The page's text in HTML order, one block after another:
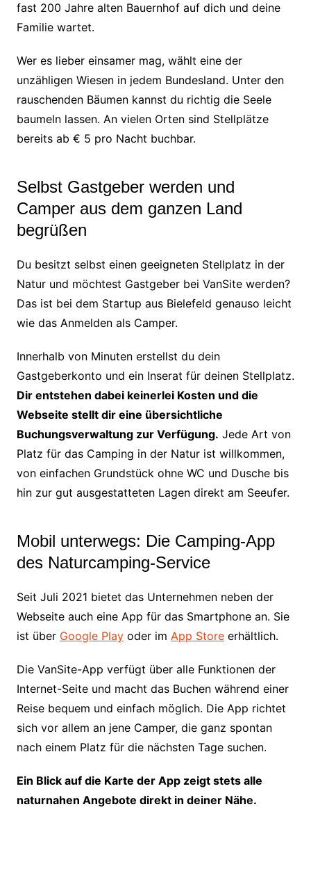
fast 200 Jahre alten Bauernhof auf dich und deine
Familie wartet.
Wer es lieber einsamer mag, wählt eine der
unzähligen Wiesen in jedem Bundesland. Unter den
rauschenden Bäumen kannst du richtig die Seele
baumeln lassen. An vielen Orten sind Stellplätze
bereits ab € 5 pro Nacht buchbar.
Selbst Gastgeber werden und
Camper aus dem ganzen Land
begrüßen
Du besitzt selbst einen geeigneten Stellplatz in der
Natur und möchtest Gastgeber bei VanSite werden?
Das ist bei dem Startup aus Bielefeld genauso leicht
wie das Anmelden als Camper.
Innerhalb von Minuten erstellst du dein
Gastgeberkonto und ein Inserat für deinen Stellplatz.
Dir entstehen dabei keinerlei Kosten und die
Webseite stellt dir eine übersichtliche
Buchungsverwaltung zur Verfügung. Jede Art von
Platz für das Camping in der Natur ist willkommen,
von einfachen Grundstück ohne WC und Dusche bis
hin zur gut ausgestatteten Lagen direkt am Seeufer.
Mobil unterwegs: Die Camping-App
des Naturcamping-Service
Seit Juli 2021 bietet das Unternehmen neben der
Webseite auch eine App für das Smartphone an. Sie
ist über Google Playoder im App Storeerhältlich.
Die VanSite-App verfügt über alle Funktionen der
Internet-Seite und macht das Buchen während einer
Reise bequem und einfach möglich. Die App richtet
sich vor allem an jene Camper, die ganz spontan
nach einem Platz für die nächsten Tage suchen.
Ein Blick auf die Karte der App zeigt stets alle
naturnahen Angebote direkt in deiner Nähe.